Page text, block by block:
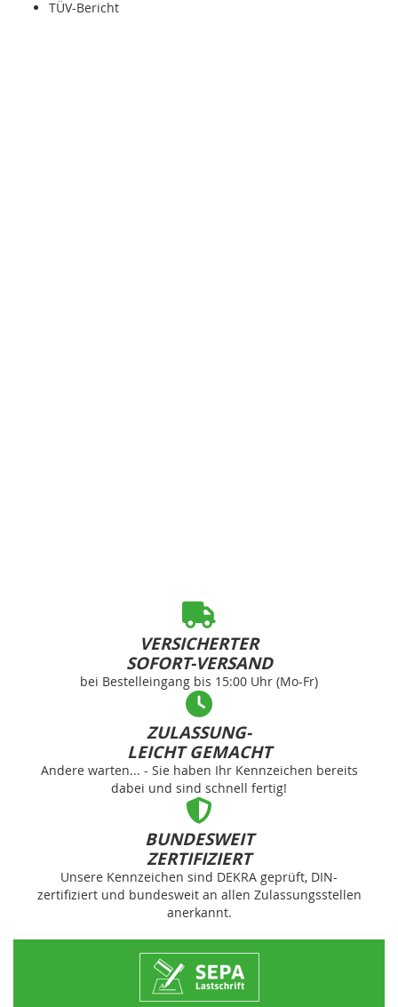
TÜV-Bericht
VERSICHERTER
SOFORT-VERSAND
bei Bestelleingang bis 15:00 Uhr (Mo-Fr)
ZULASSUNG-
LEICHT GEMACHT
Andere warten... - Sie haben Ihr Kennzeichen bereits
dabei und sind schnell fertig!
BUNDESWEIT
ZERTIFIZIERT
Unsere Kennzeichen sind DEKRA geprüft, DIN-
zertifiziert und bundesweit an allen Zulassungsstellen
anerkannt.